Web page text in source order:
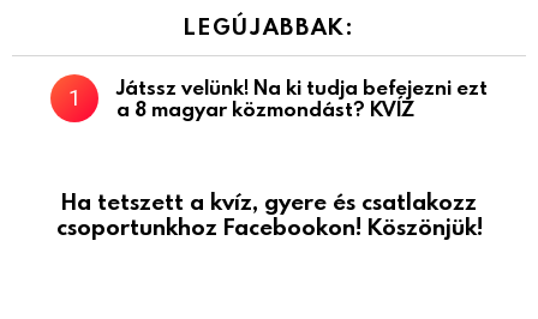
LEGÚJABBAK:
Játssz velünk! Na ki tudja befejezni ezt
a 8 magyar közmondást? KVÍZ
Ha tetszett a kvíz, gyere és csatlakozz
csoportunkhoz Facebookon! Köszönjük!